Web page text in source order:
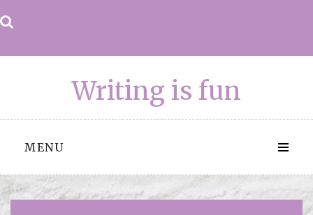
to
Writing is fun
MENU